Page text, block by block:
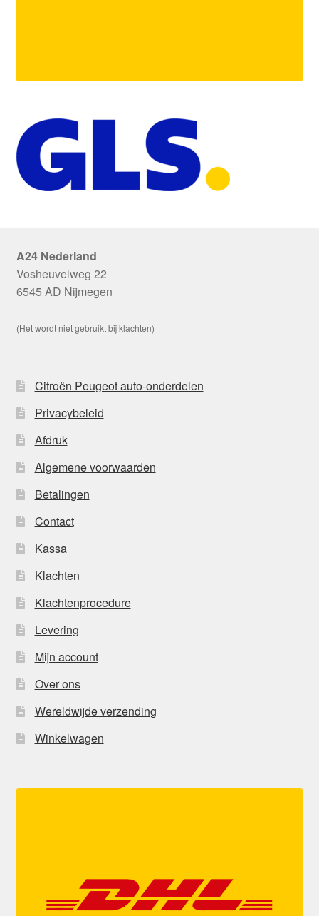
A24 Nederland
Vosheuvelweg 22
6545 AD Nijmegen
(Het wordt niet gebruikt bij klachten)
Citroën Peugeot auto-onderdelen
Privacybeleid
Afdruk
Algemene voorwaarden
Betalingen
Contact
Kassa
Klachten
Klachtenprocedure
Levering
Mijn account
Over ons
Wereldwijde verzending
Winkelwagen